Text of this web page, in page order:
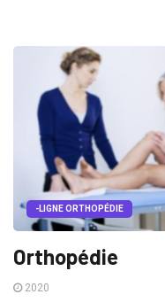
-LIGNE ORTHOPÉDIE
Orthopédie
2020